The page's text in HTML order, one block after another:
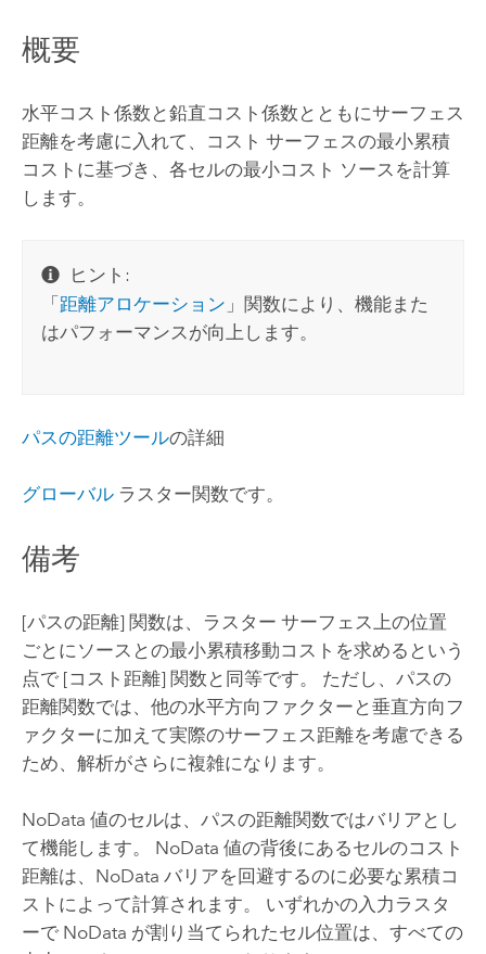
概要
水平コスト係数と鉛直コスト係数とともにサーフェス
距離を考慮に入れて、コスト サーフェスの最小累積
コストに基づき、各セルの最小コスト ソースを計算
します。
ヒント:
「距離アロケーション 」関数により、機能また
はパフォーマンスが向上します。
パスの距離ツールの詳細
グローバルラスター関数です。
備考
[パスの距離] 関数は、ラスター サーフェス上の位置
ごとにソースとの最小累積移動コストを求めるという
点で [コスト距離] 関数と同等です。 ただし、パスの
距離関数では、他の水平方向ファクターと垂直方向フ
ァクターに加えて実際のサーフェス距離を考慮できる
ため、解析がさらに複雑になります。
NoData 値のセルは、パスの距離関数ではバリアとし
て機能します。 NoData 値の背後にあるセルのコスト
距離は、NoData バリアを回避するのに必要な累積コ
ストによって計算されます。 いずれかの入力ラスタ
ーで NoData が割り当てられたセル位置は、すべての